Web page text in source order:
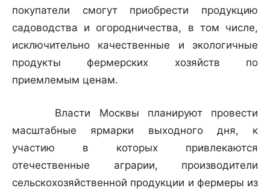
покупатели смогут приобрести продукцию
садоводства и огородничества, в том числе,
исключительно качественные и экологичные
продукты фермерских хозяйств по
приемлемым ценам.
Власти Москвы планируют провести
масштабные ярмарки выходного дня, к
участию в которых привлекаются
отечественные аграрии, производители
сельскохозяйственной продукции и фермеры из